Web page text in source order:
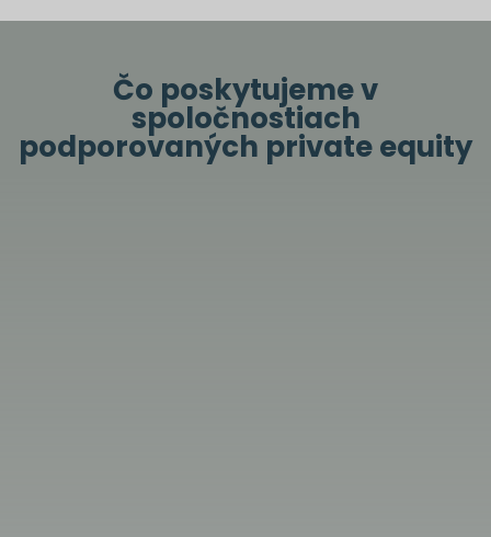
Čo poskytujeme v
spoločnostiach
podporovaných private equity